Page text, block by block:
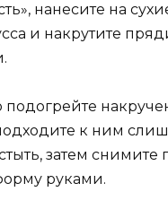
нанесите на
и накрутите
подогрейте
к ним
затем снимите
руками.